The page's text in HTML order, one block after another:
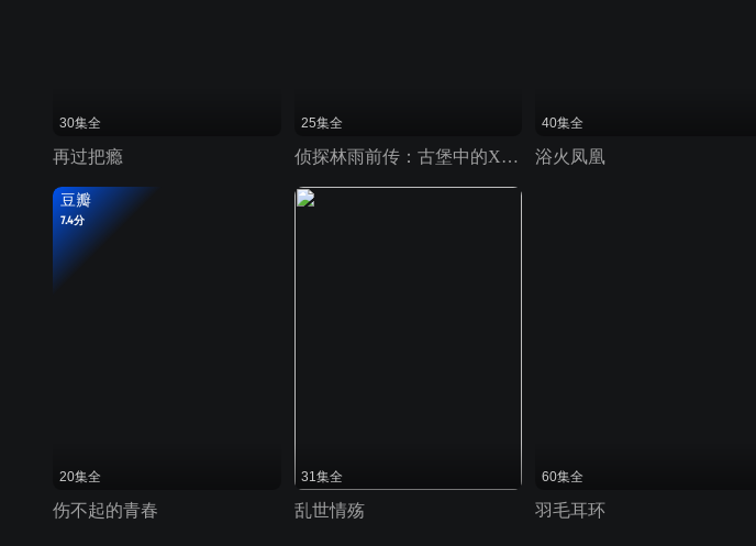
30集全
再过把瘾
25集全
侦探林雨前传：古堡中的X杀人事件
40集全
浴火凤凰
豆瓣
7.4分
20集全
伤不起的青春
31集全
乱世情殇
60集全
羽毛耳环